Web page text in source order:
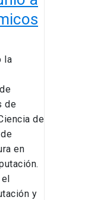
la
de
de
en
y